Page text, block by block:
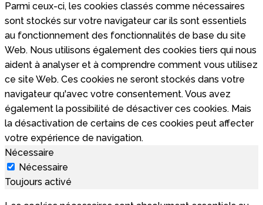
Parmi ceux-ci, les cookies classés comme nécessaires
sont stockés sur votre navigateur car ils sont essentiels
au fonctionnement des fonctionnalités de base du site
Web. Nous utilisons également des cookies tiers qui nous
aident à analyser et à comprendre comment vous utilisez
ce site Web. Ces cookies ne seront stockés dans votre
navigateur qu'avec votre consentement. Vous avez
également la possibilité de désactiver ces cookies. Mais
la désactivation de certains de ces cookies peut affecter
votre expérience de navigation.
Nécessaire
Nécessaire
Toujours activé